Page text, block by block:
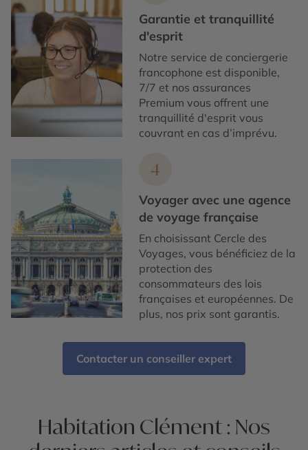
Garantie et tranquillité
d'esprit
Notre service de conciergerie
francophone est disponible,
7/7 et nos assurances
Premium vous offrent une
tranquillité d'esprit vous
couvrant en cas d’imprévu.
4
Voyager avec une agence
de voyage française
En choisissant Cercle des
Voyages, vous bénéficiez de la
protection des
consommateurs des lois
françaises et européennes. De
plus, nos prix sont garantis.
Contacter un conseiller expert
Habitation Clément : Nos